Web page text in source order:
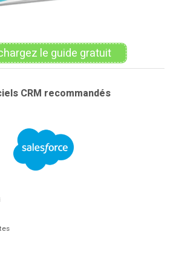
le guide gratuit
CRM recommandés